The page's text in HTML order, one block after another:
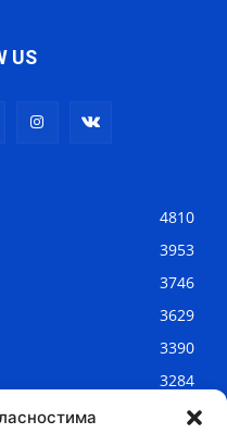
US
4810
3953
3746
3629
3390
3284
2906